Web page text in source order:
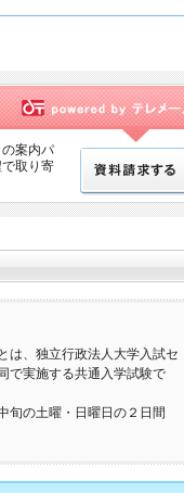
案内パ
取り寄
は、独立行政法人大学入試セ
で実施する共通入学試験で
旬の土曜・日曜日の２日間